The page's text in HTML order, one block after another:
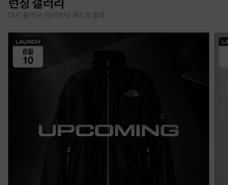
런칭 갤러리
다시 돌아온 아이코닉 베스트셀러